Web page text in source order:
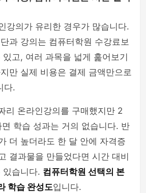
강의가 유리한 경우가 많습니다.
과 강의는 컴퓨터학원 수강료보
고, 여러 과목을 넓게 훑어보기
만 실제 비용은 결제 금액만으로
다.
리 온라인강의를 구매했지만 2
학습 성과는 거의 없습니다. 반
더 높더라도 한 달 안에 자격증
결과물을 만들었다면 시간 대비
있습니다. 컴퓨터학원 선택의 본
학습 완성도입니다.